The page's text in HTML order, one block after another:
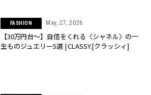
FASHION May, 27, 2026
【30万円台〜】自信をくれる〈シャネル〉の一
生ものジュエリー5選 | CLASSY.[クラッシィ]